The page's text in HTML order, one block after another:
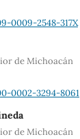
0009-2548-317X
de Michoacán
0002-3294-8061
de Michoacán